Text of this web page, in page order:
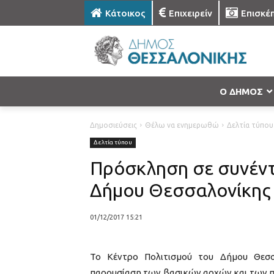
Κάτοικος Επιχειρείν
Ο ΔΗΜΟΣ
Δημοσιεύσεις Θέλω να ενημερωθώ Δελτία τύπου
Δελτία τύπου
Πρόσκληση σε
Δήμου Θεσσαλονίκης
01/12/2017 15:21
Το Κέντρο Πολιτισμού του Δήμου